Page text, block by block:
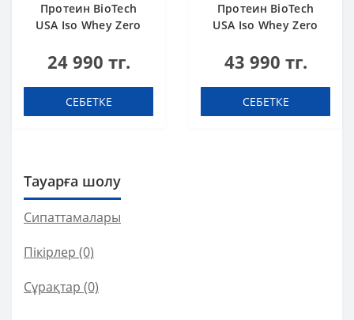
Протеин BioTech
USA Iso Whey Zero
454 g
24 990 тг.
СЕБЕТКЕ
Протеин BioTech
USA Iso Whey Zero
43 990 тг.
СЕБЕТКЕ
Тауарға шолу
Сипаттамалары
Пікірлер (0)
Сұрақтар (0)